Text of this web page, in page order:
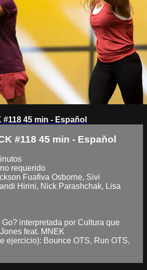
#118 45 min - Espaňol
#118 45 min - Espaňol
requerido
Fuafiva Osborne, Sivi
Hirini, Nick Parashchak, Lisa
interpretada por Cultura que
feat. MNEK
ejercicio): Bounce OTS, Run OTS,